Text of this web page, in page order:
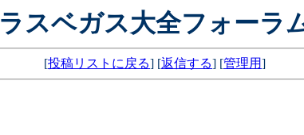
ラスベガス大全フォーラ
[投稿リストに戻る] [返信する] [管理用]